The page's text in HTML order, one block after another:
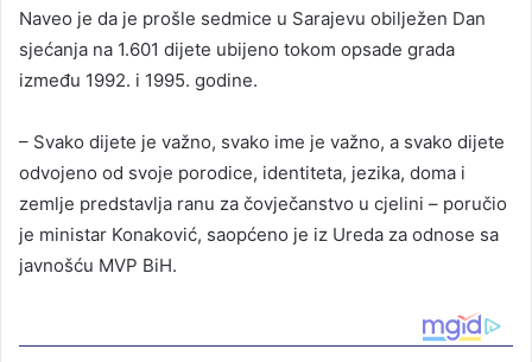
Naveo je da je prošle sedmice u Sarajevu obilježen Dan
sjećanja na 1.601 dijete ubijeno tokom opsade grada
između 1992. i 1995. godine.
– Svako dijete je važno, svako ime je važno, a svako dijete
odvojeno od svoje porodice, identiteta, jezika, doma i
zemlje predstavlja ranu za čovječanstvo u cjelini – poručio
je ministar Konaković, saopćeno je iz Ureda za odnose sa
javnošću MVP BiH.